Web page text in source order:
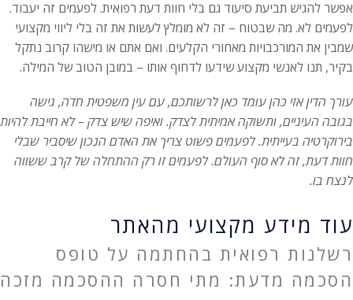
אפשר להגיש תביעת סיעוד גם בלי חוות דעת רפואית. לפעמים זה יעבוד.
לפעמים לא. מה שבטוח – זה לא מומלץ לעשות את זה בלי ליווי מקצועי
שמבין את המורכבויות מאחורי הקלעים. ואם אתם או מישהו קרוב נתקל
בקיר, תנו לאנשי מקצוע שידעו לדחוף אותו – במובן הטוב של המילה.
עורך הדין אזי כהן עומד כאן לרשותכם, עם עין משפטית חדה, גישה
בגובה העיניים, ותשוקה אמיתית לצדק. ואיפה שיש צדק – לא חייבת להיות
בירוקרטיה בעייתית. לפעמים פשוט צריך את האדם הנכון שיסביר שבלי
חוות דעת, זה לא סוף העולם. לפעמים זו רק ההתחלה של קרב ששווה
לנצח בו.
עוד מידע מקצועי מהאתר
רשלנות רפואית בהחתמה על טופס
הסכמה מדעת: מתי חסרה ההסכמה מזכה